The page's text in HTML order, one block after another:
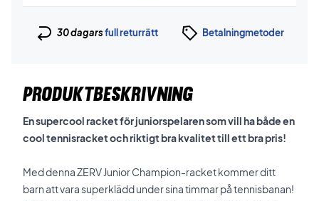
30 dagarsfull returrätt Betalningmetoder
PRODUKTBESKRIVNING
En supercool racket för juniorspelaren som vill ha både en
cool tennisracket och riktigt bra kvalitet till ett bra pris!
Med denna ZERV Junior Champion-racket kommer ditt
barn att vara superklädd under sina timmar på tennisbanan!